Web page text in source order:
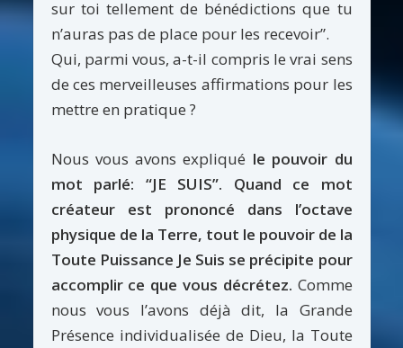
sur toi tellement de bénédictions que tu
n’auras pas de place pour les recevoir”.
Qui, parmi vous, a-t-il compris le vrai sens
de ces merveilleuses affirmations pour les
mettre en pratique ?
Nous vous avons expliqué le pouvoir du
mot parlé: “JE SUIS”. Quand ce mot
créateur est prononcé dans l’octave
physique de la Terre, tout le pouvoir de la
Toute Puissance Je Suis se précipite pour
accomplir ce que vous décrétez. Comme
nous vous l’avons déjà dit, la Grande
Présence individualisée de Dieu, la Toute